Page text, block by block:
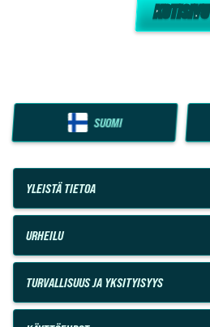
KOTISIVU
SUOMI
YLEISTÄ TIETOA
URHEILU
TURVALLISUUS JA YKSITYISYYS